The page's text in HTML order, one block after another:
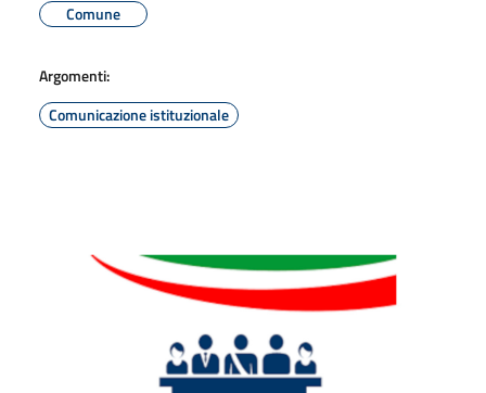
Comune
Argomenti:
Comunicazione istituzionale